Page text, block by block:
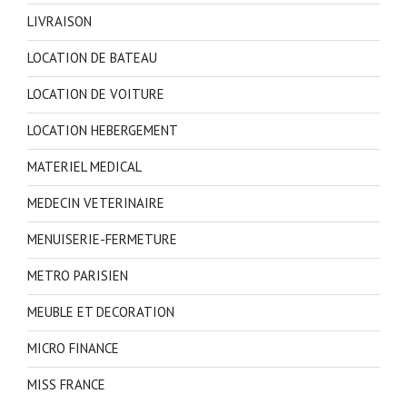
LIVRAISON
LOCATION DE BATEAU
LOCATION DE VOITURE
LOCATION HEBERGEMENT
MATERIEL MEDICAL
MEDECIN VETERINAIRE
MENUISERIE-FERMETURE
METRO PARISIEN
MEUBLE ET DECORATION
MICRO FINANCE
MISS FRANCE